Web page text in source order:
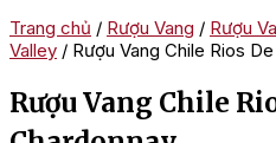
Trang chủ / Rượu Vang / Rượu
Valley / Rượu Vang Chile Rios
Rượu Vang Chile